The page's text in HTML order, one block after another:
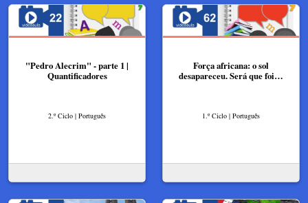
"Pedro Alecrim" - parte 1 |
Quantificadores
2.º Ciclo | Português
Força africana: o sol
desapareceu. Será que foi…
1.º Ciclo | Português